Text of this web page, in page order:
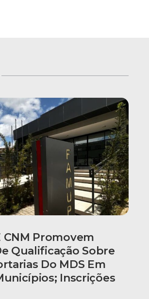
CNM Promovem
Qualificação Sobre
Do MDS Em
Inscrições